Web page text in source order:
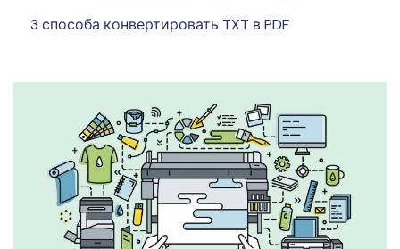
3 способа конвертировать TXT в PDF